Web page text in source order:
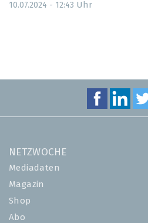
10.07.2024 - 12:43 Uhr
NETZWOCHE
Mediadaten
Magazin
Shop
Abo